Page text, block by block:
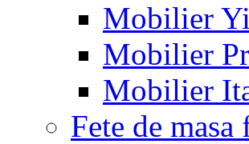
Mobilier
Mobilier
Mobilier
Fete de